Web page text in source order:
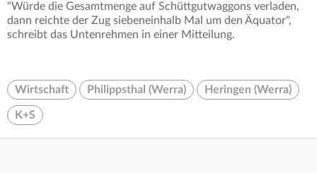
"Würde die Gesamtmenge auf Schüttgutwaggons verladen,
dann reichte der Zug siebeneinhalb Mal um den Äquator",
schreibt das Untenrehmen in einer Mitteilung.
Wirtschaft Philippsthal (Werra) Heringen (Werra)
K+S